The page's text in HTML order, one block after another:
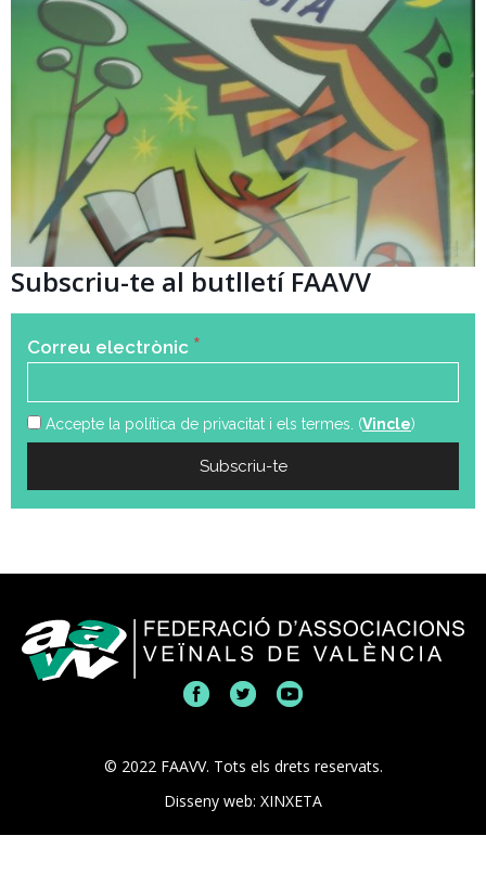
Subscriu-te al butlletí FAAVV
Correu electrònic *
Accepte la política de privacitat i els termes. (Vincle)
© 2022 FAAVV. Tots els drets reservats.
Disseny web: XINXETA